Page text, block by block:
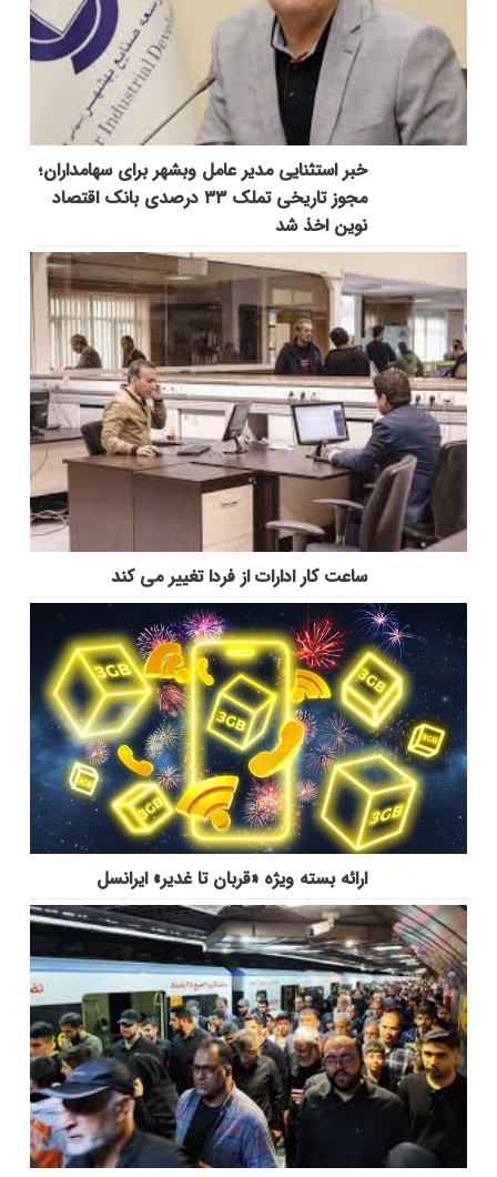
خبر استثنایی مدیر عامل وبشهر برای سهامداران؛
مجوز تاریخی تملک ۳۳ درصدی بانک اقتصاد
نوین اخذ شد
ساعت کار ادارات از فردا تغییر می کند
ارائه بسته ویژه «قربان تا غدیر» ایرانسل